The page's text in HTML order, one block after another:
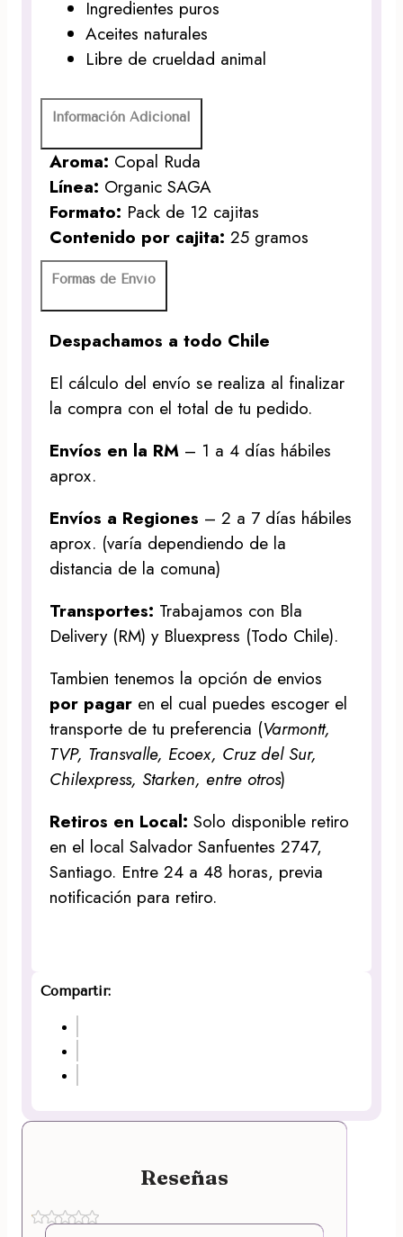
Ingredientes puros
Aceites naturales
Libre de crueldad animal
Información Adicional
Aroma: Copal Ruda
Línea: Organic SAGA
Formato: Pack de 12 cajitas
Contenido por cajita: 25 gramos
Formas de Envío
Despachamos a todo Chile
El cálculo del envío se realiza al finalizar
la compra con el total de tu pedido.
Envíos en la RM – 1 a 4 días hábiles
aprox.
Envíos a Regiones – 2 a 7 días hábiles
aprox. (varía dependiendo de la
distancia de la comuna)
Transportes: Trabajamos con Bla
Delivery (RM) y Bluexpress (Todo Chile).
Tambien tenemos la opción de envios
por pagar en el cual puedes escoger el
transporte de tu preferencia (Varmontt,
TVP, Transvalle, Ecoex, Cruz del Sur,
Chilexpress, Starken, entre otros)
Retiros en Local:Solo disponible retiro
en el local Salvador Sanfuentes 2747,
Santiago. Entre 24 a 48 horas, previa
notificación para retiro.
Compartir:
Reseñas